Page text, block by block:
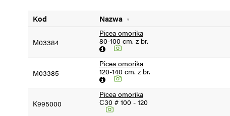
Kod Nazwa
M03384
Picea omorika
80-100 cm. z br.
M03385
Picea omorika
120-140 cm. z br.
K995000
Picea omorika
C30 # 100 - 120